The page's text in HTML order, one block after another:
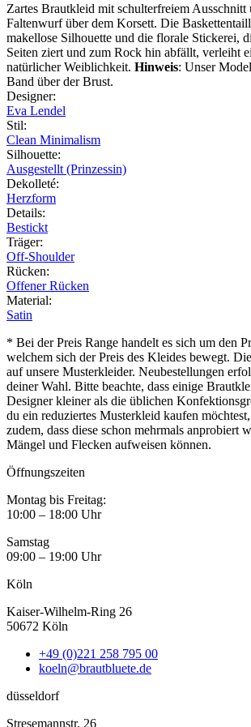
Zartes Brautkleid mit schulterfreiem Ausschnitt
Faltenwurf über dem Korsett. Die
makellose Silhouette und die florale Stickerei,
Seiten ziert und zum Rock hin abfällt, verleiht
natürlicher Weiblichkeit. Hinweis: Unser
Band über der Brust.
Designer:
Eva Lendel
Stil:
Clean Minimalism
Silhouette:
Ausgestellt (Prinzessin)
Dekolleté:
Herzform
Details:
Bestickt
Träger:
Off-Shoulder
Rücken:
Offener Rücken
Material:
Satin
* Bei der Preis Range handelt es sich um den
welchem sich der Preis des Kleides bewegt.
auf unsere Musterkleider. Neubestellungen
deiner Wahl. Bitte beachte, dass einige
Designer kleiner als die üblichen
du ein reduziertes Musterkleid kaufen
zudem, dass diese schon mehrmals anprobiert
Mängel und Flecken aufweisen können.
Öffnungszeiten
Montag bis Freitag:
10:00 – 18:00 Uhr
Samstag
09:00 – 19:00 Uhr
Köln
Kaiser-Wilhelm-Ring 26
50672 Köln
+49 (0)221 258 795 00
koeln@brautbluete.de
düsseldorf
Stresemannstr. 26